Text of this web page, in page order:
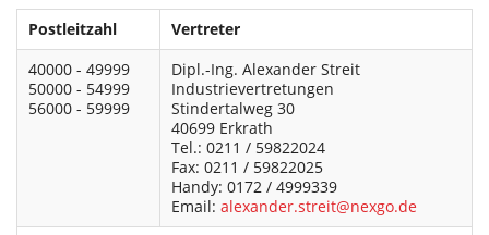
Postleitzahl
Vertreter
40000 - 49999
50000 - 54999
56000 - 59999
Dipl.-Ing. Alexander Streit
Industrievertretungen
Stindertalweg 30
40699 Erkrath
Tel.: 0211 / 59822024
Fax: 0211 / 59822025
Handy: 0172 / 4999339
Email: alexander.streit@nexgo.de